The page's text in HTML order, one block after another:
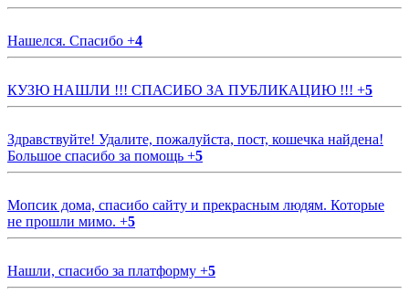
Нашелся. Спасибо +4
КУЗЮ НАШЛИ !!! СПАСИБО ЗА ПУБЛИКАЦИЮ !!! +5
Здравствуйте! Удалите, пожалуйста, пост, кошечка найдена!
Большое спасибо за помощь +5
Мопсик дома, спасибо сайту и прекрасным людям. Которые
не прошли мимо. +5
Нашли, спасибо за платформу +5